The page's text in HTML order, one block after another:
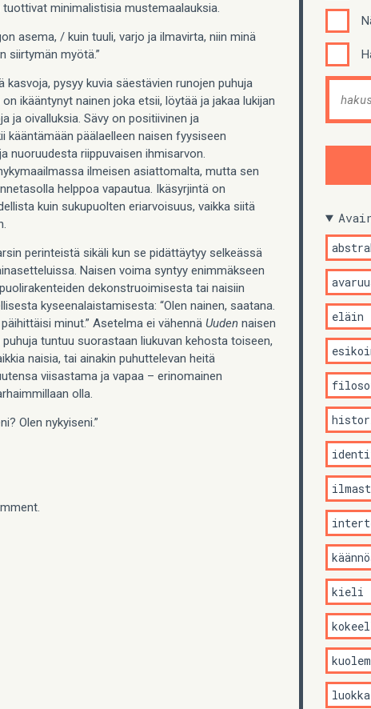
minimalistisia mustemaalauksia.
asema, / kuin tuuli, varjo ja ilmavirta, niin minä
siirtymän myötä.”
kasvoja, pysyy kuvia säestävien runojen puhuja
ikääntynyt nainen joka etsii, löytää ja jakaa lukijan
ja oivalluksia. Sävy on positiivinen ja
kääntämään päälaelleen naisen fyysiseen
nuoruudesta riippuvaisen ihmisarvon.
ilmeisen asiattomalta, mutta sen
helppoa vapautua. Ikäsyrjintä on
kuin sukupuolten eriarvoisuus, vaikka siitä
perinteistä sikäli kun se pidättäytyy selkeässä
Naisen voima syntyy enimmäkseen
dekonstruoimisesta tai naisiin
kyseenalaistamisesta: “Olen nainen, saatana.
minut.” Asetelma ei vähennä Uuden naisen
tuntuu suorastaan liukuvan kehosta toiseen,
naisia, tai ainakin puhuttelevan heitä
viisastama ja vapaa – erinomainen
olla.
Olen nykyiseni.”
eläin
kieli